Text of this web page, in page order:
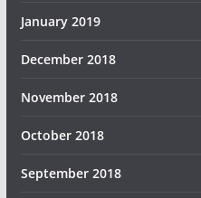
January 2019
December 2018
November 2018
October 2018
September 2018